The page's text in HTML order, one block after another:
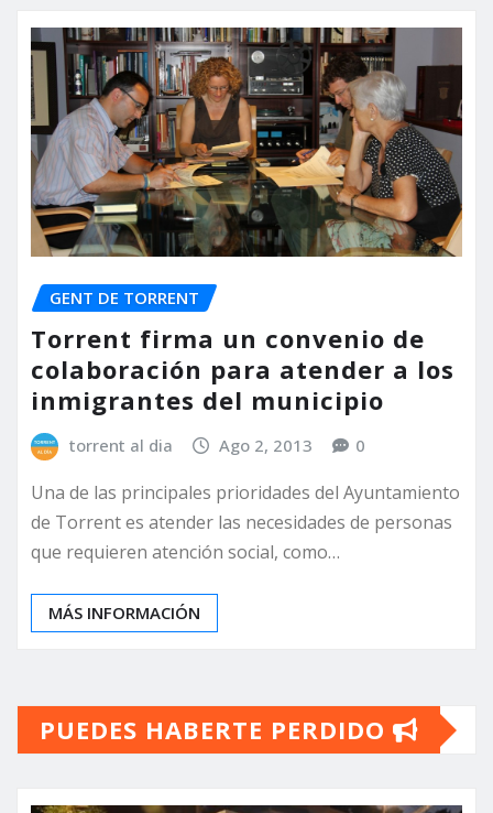
GENT DE TORRENT
Torrent firma un convenio de
colaboración para atender a los
inmigrantes del municipio
torrent al dia Ago 2, 2013 0
Una de las principales prioridades del Ayuntamiento
de Torrent es atender las necesidades de personas
que requieren atención social, como…
MÁS INFORMACIÓN
PUEDES HABERTE PERDIDO